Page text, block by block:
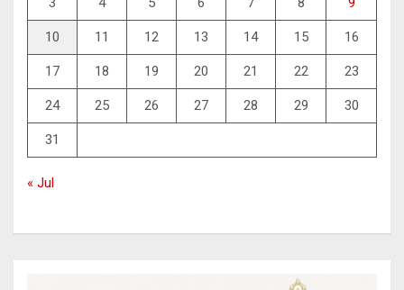
10 11 12 13 14 15 16
17 18 19 20 21 22 23
24 25 26 27 28 29 30
31
« Jul